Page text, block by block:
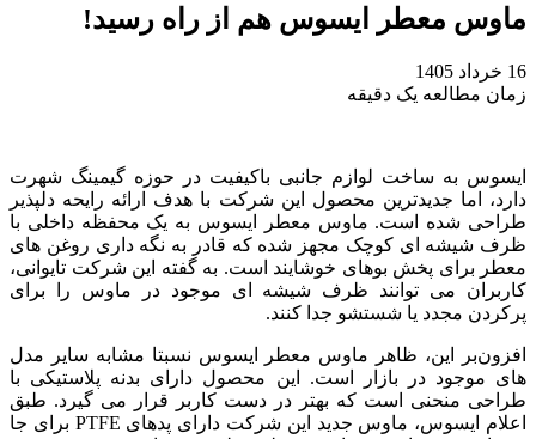
ماوس معطر ایسوس هم از راه رسید!
16 خرداد 1405
زمان مطالعه یک دقیقه
ایسوس به ساخت لوازم جانبی باکیفیت در حوزه گیمینگ شهرت
دارد، اما جدیدترین محصول این شرکت با هدف ارائه رایحه دلپذیر
طراحی شده است. ماوس معطر ایسوس به یک محفظه داخلی با
ظرف شیشه‌ ای کوچک مجهز شده که قادر به نگه‌ داری روغن‌ های
معطر برای پخش بوهای خوشایند است. به گفته این شرکت تایوانی،
کاربران می‌ توانند ظرف شیشه‌ ای موجود در ماوس را برای
پرکردن مجدد یا شستشو جدا کنند.
افزون‌بر این، ظاهر ماوس معطر ایسوس نسبتا مشابه سایر مدل‌
های موجود در بازار است. این محصول دارای بدنه پلاستیکی با
طراحی منحنی است که بهتر در دست کاربر قرار می‌ گیرد. طبق
اعلام ایسوس، ماوس جدید این شرکت دارای پدهای PTFE برای جا